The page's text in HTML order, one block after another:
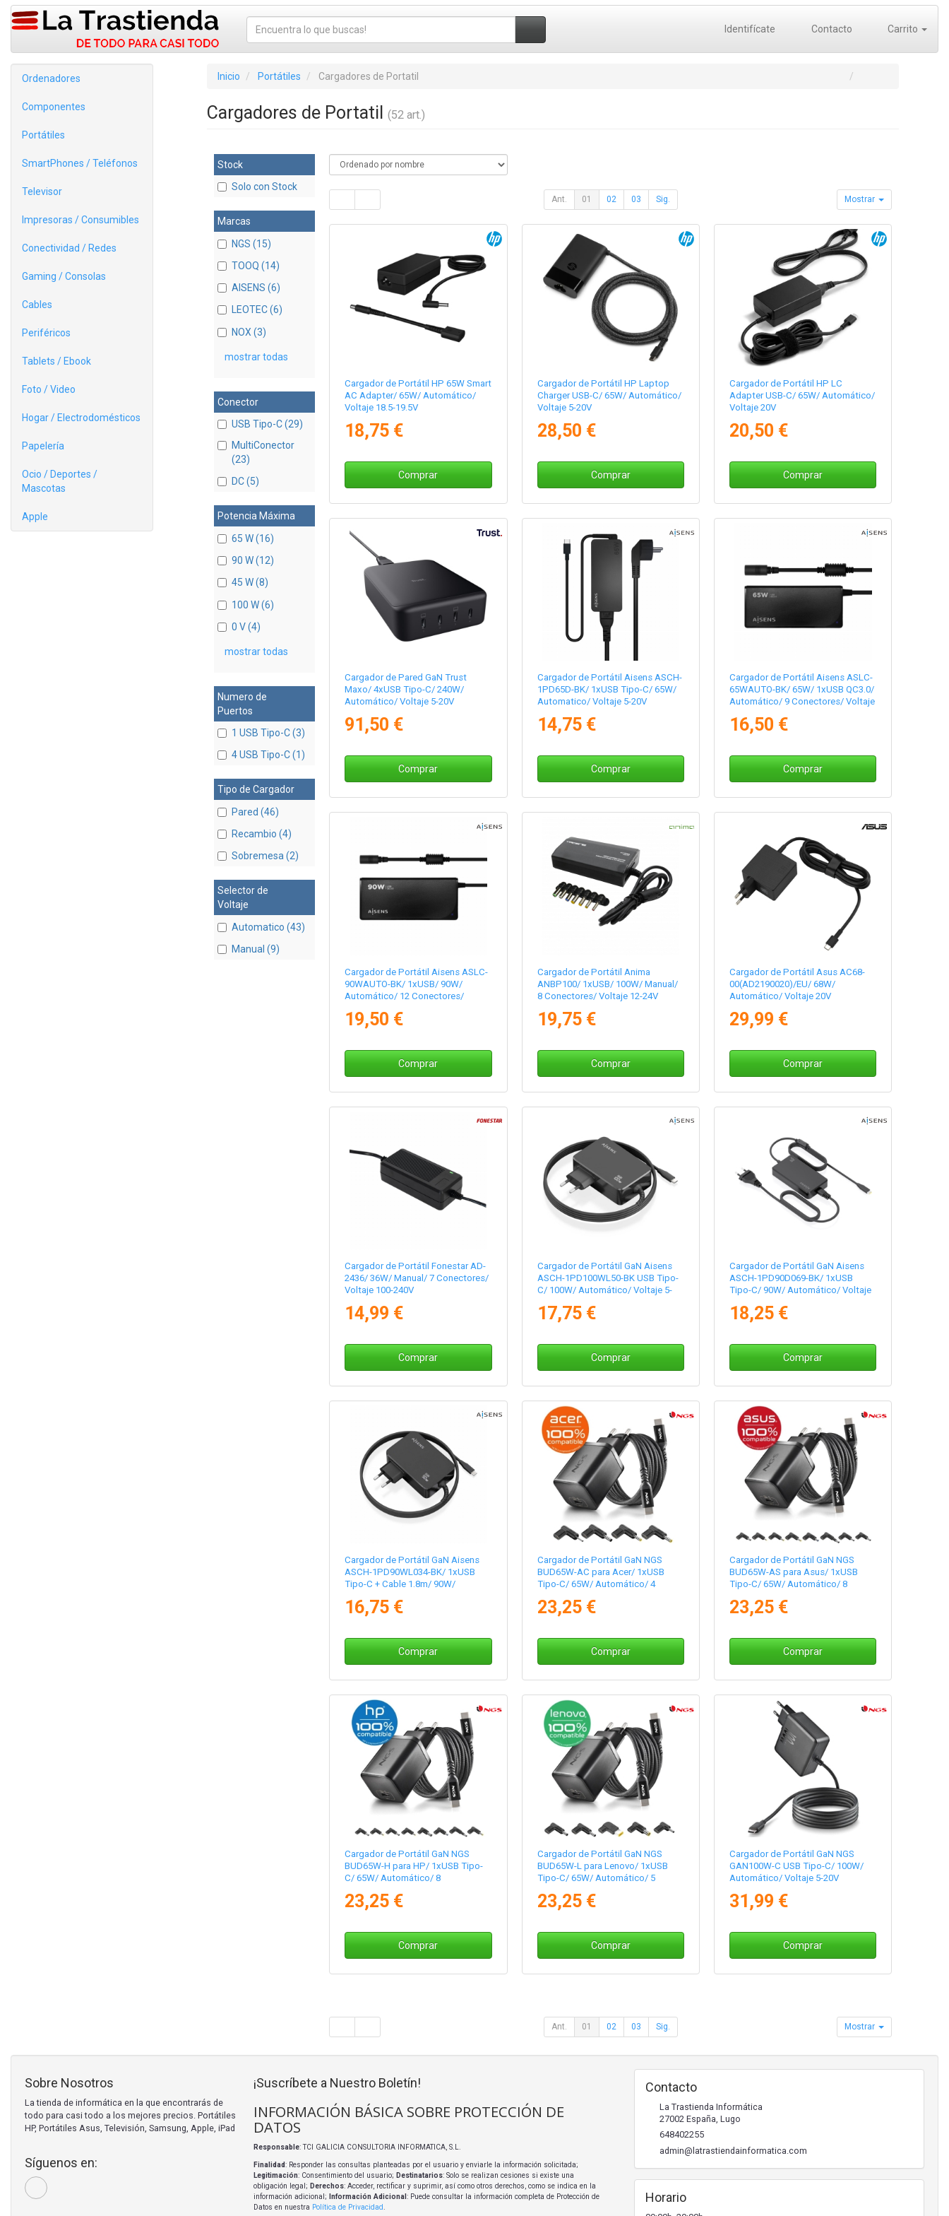
Identifícate Contacto Carrito
Ordenadores
Componentes
Portátiles
SmartPhones / Teléfonos
Televisor
Impresoras / Consumibles
Conectividad / Redes
Gaming / Consolas
Cables
Periféricos
Tablets / Ebook
Foto / Video
Hogar / Electrodomésticos
Papelería
Ocio / Deportes /
Mascotas
Apple
Inicio Portátiles Cargadores de Portatil
Cargadores de Portatil (52 art.)
Stock
Solo con Stock
Marcas
NGS (15)
TOOQ (14)
AISENS (6)
LEOTEC (6)
NOX (3)
mostrar todas
Conector
USB Tipo-C (29)
MultiConector
(23)
DC (5)
Potencia Máxima
65 W (16)
90 W (12)
45 W (8)
100 W (6)
0 V (4)
mostrar todas
Numero de
Puertos
1 USB Tipo-C (3)
4 USB Tipo-C (1)
Tipo de Cargador
Pared (46)
Recambio (4)
Sobremesa (2)
Selector de
Voltaje
Automatico (43)
Manual (9)
Ant. 01 02 03 Sig. Mostrar
Cargador de Portátil HP 65W Smart
AC Adapter/ 65W/ Automático/
Voltaje 18.5-19.5V
18,75 €
Comprar
Cargador de Portátil HP Laptop
Charger USB-C/ 65W/ Automático/
Voltaje 5-20V
28,50 €
Comprar
Cargador de Portátil HP LC
Adapter USB-C/ 65W/ Automático/
Voltaje 20V
20,50 €
Comprar
Cargador de Pared GaN Trust
Maxo/ 4xUSB Tipo-C/ 240W/
Automático/ Voltaje 5-20V
91,50 €
Comprar
Cargador de Portátil Aisens ASCH-
1PD65D-BK/ 1xUSB Tipo-C/ 65W/
Automatico/ Voltaje 5-20V
14,75 €
Comprar
Cargador de Portátil Aisens ASLC-
65WAUTO-BK/ 65W/ 1xUSB QC3.0/
Automático/ 9 Conectores/ Voltaje
16,50 €
Comprar
Cargador de Portátil Aisens ASLC-
90WAUTO-BK/ 1xUSB/ 90W/
Automático/ 12 Conectores/
19,50 €
Comprar
Cargador de Portátil Anima
ANBP100/ 1xUSB/ 100W/ Manual/
8 Conectores/ Voltaje 12-24V
19,75 €
Comprar
Cargador de Portátil Asus AC68-
00(AD2190020)/EU/ 68W/
Automático/ Voltaje 20V
29,99 €
Comprar
Cargador de Portátil Fonestar AD-
2436/ 36W/ Manual/ 7 Conectores/
Voltaje 100-240V
14,99 €
Comprar
Cargador de Portátil GaN Aisens
ASCH-1PD100WL50-BK USB Tipo-
C/ 100W/ Automático/ Voltaje 5-
17,75 €
Comprar
Cargador de Portátil GaN Aisens
ASCH-1PD90D069-BK/ 1xUSB
Tipo-C/ 90W/ Automático/ Voltaje
18,25 €
Comprar
Cargador de Portátil GaN Aisens
ASCH-1PD90WL034-BK/ 1xUSB
Tipo-C + Cable 1.8m/ 90W/
16,75 €
Comprar
Cargador de Portátil GaN NGS
BUD65W-AC para Acer/ 1xUSB
Tipo-C/ 65W/ Automático/ 4
23,25 €
Comprar
Cargador de Portátil GaN NGS
BUD65W-AS para Asus/ 1xUSB
Tipo-C/ 65W/ Automático/ 8
23,25 €
Comprar
Cargador de Portátil GaN NGS
BUD65W-H para HP/ 1xUSB Tipo-
C/ 65W/ Automático/ 8
23,25 €
Comprar
Cargador de Portátil GaN NGS
BUD65W-L para Lenovo/ 1xUSB
Tipo-C/ 65W/ Automático/ 5
23,25 €
Comprar
Cargador de Portátil GaN NGS
GAN100W-C USB Tipo-C/ 100W/
Automático/ Voltaje 5-20V
31,99 €
Comprar
Ant. 01 02 03 Sig. Mostrar
Sobre Nosotros
La tienda de informática en la que encontrarás de
todo para casi todo a los mejores precios. Portátiles
HP, Portátiles Asus, Televisión, Samsung, Apple, iPad
Síguenos en:
¡Suscríbete a Nuestro Boletín!
INFORMACIÓN BÁSICA SOBRE PROTECCIÓN DE
DATOS
Responsable: TCI GALICIA CONSULTORIA INFORMATICA, S.L.
Finalidad: Responder las consultas planteadas por el usuario y enviarle la información solicitada;
Legitimación: Consentimiento del usuario; Destinatarios: Solo se realizan cesiones si existe una
obligación legal; Derechos: Acceder, rectificar y suprimir, así como otros derechos, como se indica en la
información adicional;
Información Adicional : Puede consultar la información completa de Protección de
Datos en nuestra Política de Privacidad
Contacto
La Trastienda Informática
27002 España, Lugo
648402255
admin@latrastiendainformatica.com
Horario